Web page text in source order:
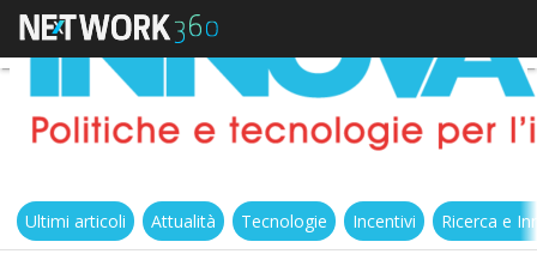
Ultimi articoli Attualità Tecnologie Incentivi Ricerca e